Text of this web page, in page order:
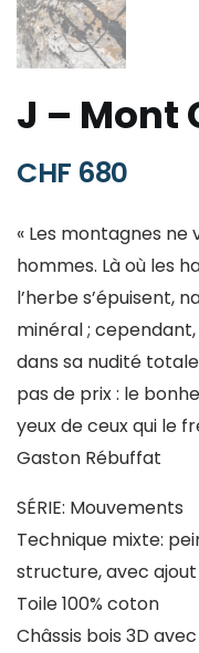
J – Mont
CHF 680
« Les montagnes ne
hommes. Là où les
l’herbe s’épuisent,
minéral ;
dans sa nudité
pas de prix : le
yeux de ceux qui le
Gaston Rébuffat
SÉRIE: Mouvements
Technique mixte:
structure, avec ajout
Toile 100% coton
Châssis bois 3D